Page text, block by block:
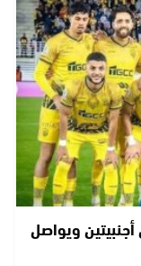
ويواصل